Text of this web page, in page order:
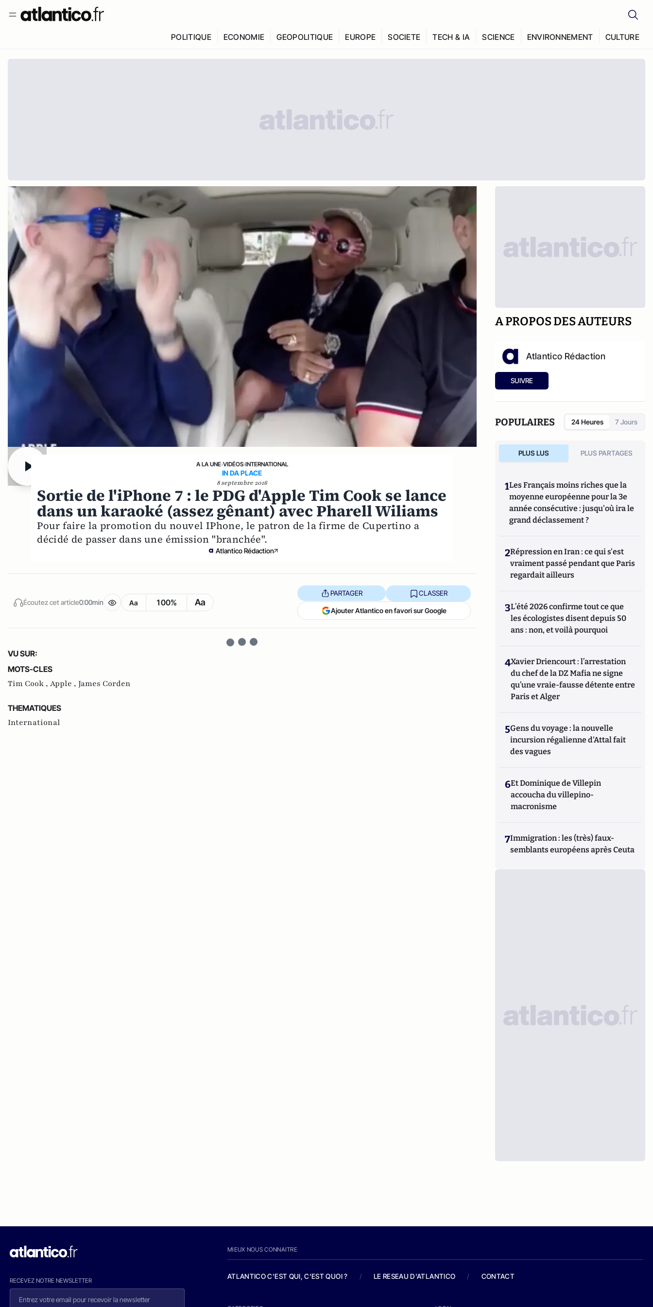
POLITIQUE ECONOMIE GEOPOLITIQUE EUROPE SOCIETE TECH & IA SCIENCE ENVIRONNEMENT CULTURE
A LA UNE›VIDÉOS›INTERNATIONAL
IN DA PLACE
8 septembre 2016
Sortie de l'iPhone 7 : le PDG d'Apple Tim Cook se lance
dans un karaoké (assez gênant) avec Pharell Wiliams
Pour faire la promotion du nouvel IPhone, le patron de la firme de Cupertino a
décidé de passer dans une émission "branchée".
Atlantico Rédaction
Écoutez cet article0:00min Aa 100% Aa
PARTAGER CLASSER
Ajouter Atlantico en favori sur Google
VU SUR:
MOTS-CLES
Tim Cook , Apple , James Corden
THEMATIQUES
International
A PROPOS DES AUTEURS
Atlantico Rédaction
SUIVRE
POPULAIRES 24 Heures 7 Jours
PLUS LUS PLUS PARTAGES
1Les Français moins riches que la
moyenne européenne pour la 3e
année consécutive : jusqu'où ira le
grand déclassement ?
2Répression en Iran : ce qui s'est
vraiment passé pendant que Paris
regardait ailleurs
3L’été 2026 confirme tout ce que
les écologistes disent depuis 50
ans : non, et voilà pourquoi
4Xavier Driencourt : l’arrestation
du chef de la DZ Mafia ne signe
qu’une vraie-fausse détente entre
Paris et Alger
5Gens du voyage : la nouvelle
incursion régalienne d'Attal fait
des vagues
6Et Dominique de Villepin
accoucha du villepino-
macronisme
7Immigration : les (très) faux-
semblants européens après Ceuta
RECEVEZ NOTRE NEWSLETTER
MIEUX NOUS CONNAITRE
ATLANTICO C'EST QUI, C'EST QUOI ? / LE RESEAU D'ATLANTICO / CONTACT